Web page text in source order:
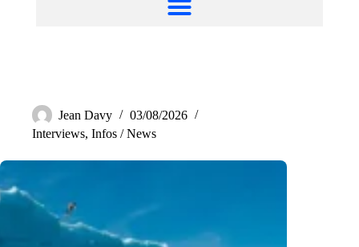
Jean Davy
03/08/2026
Interviews, Infos / News